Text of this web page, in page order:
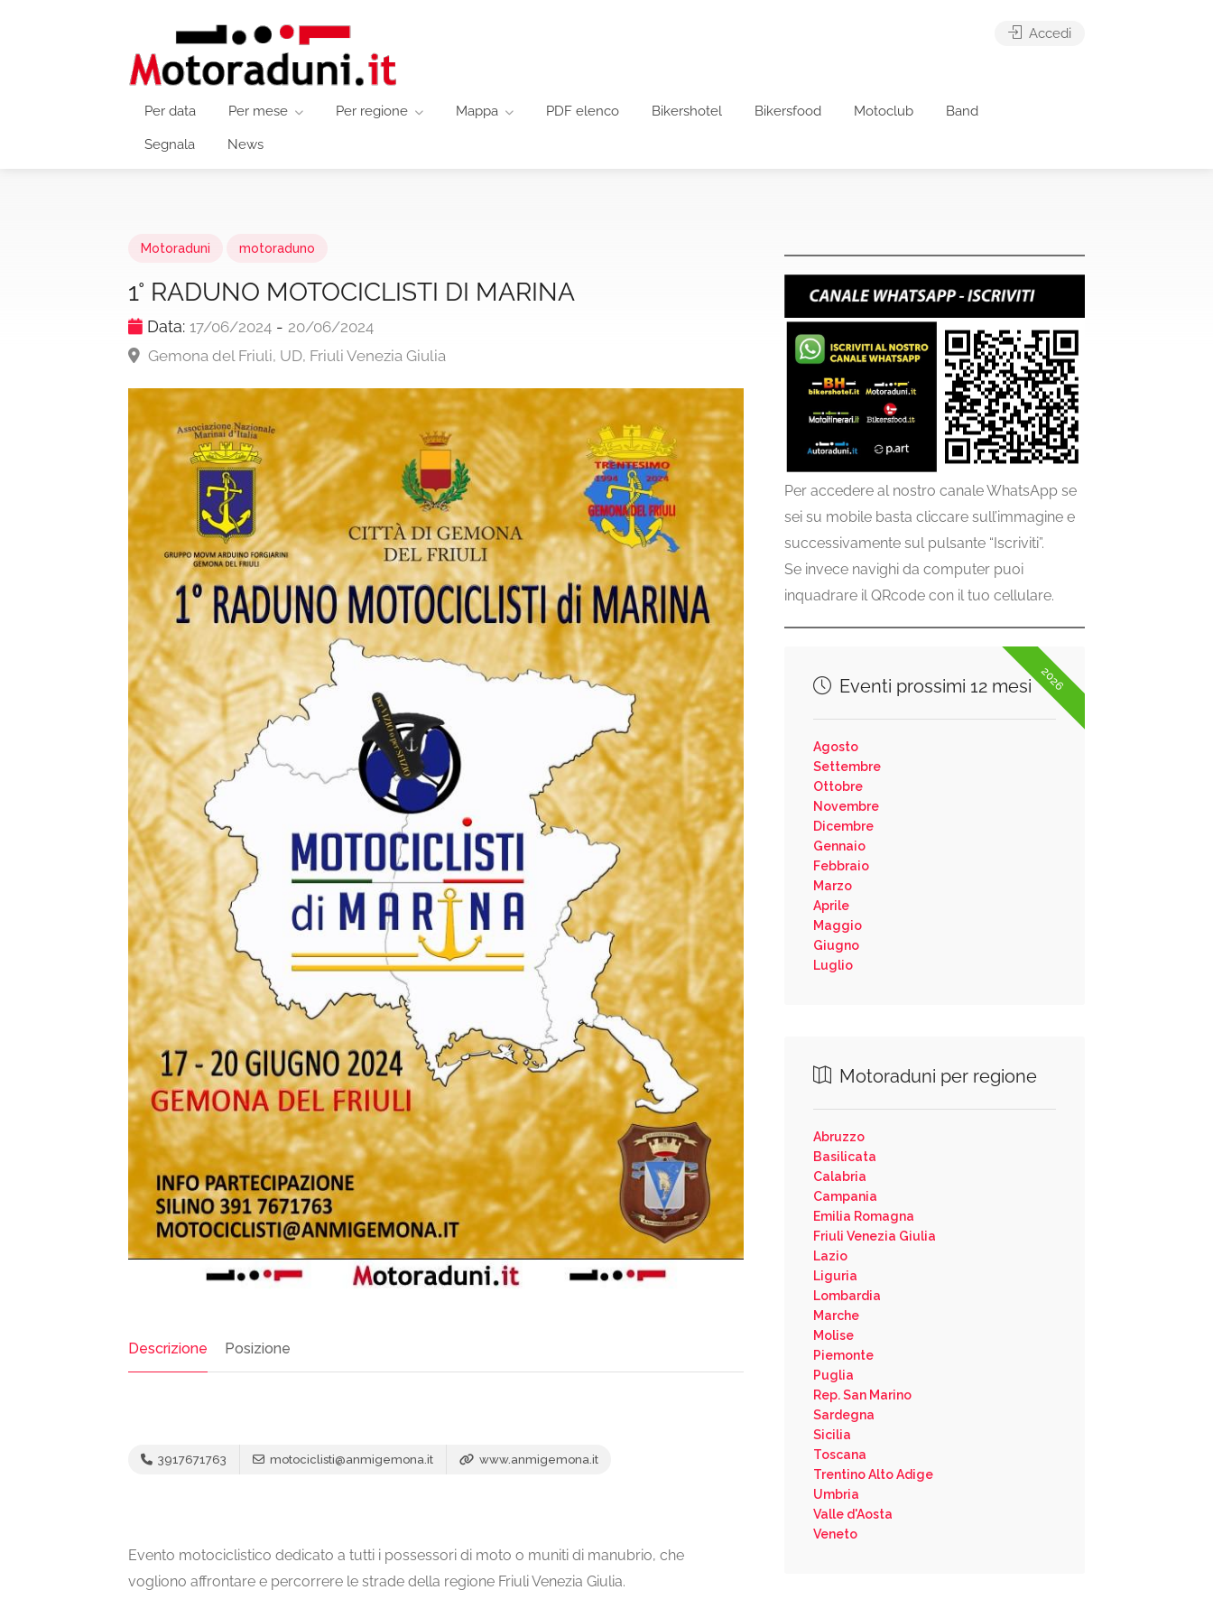
Per data Per mese Per regione Mappa PDF elenco Bikershotel Bikersfood Motoclub Band
Segnala News
Accedi
Motoraduni motoraduno
1° RADUNO MOTOCICLISTI DI MARINA
Data: 17/06/2024 - 20/06/2024
Gemona del Friuli, UD, Friuli Venezia Giulia
Descrizione Posizione
3917671763 motociclisti@anmigemona.it www.anmigemona.it
Evento motociclistico dedicato a tutti i possessori di moto o muniti di manubrio, che
vogliono affrontare e percorrere le strade della regione Friuli Venezia Giulia.
Per accedere al nostro canale WhatsApp se
sei su mobile basta cliccare sull’immagine e
successivamente sul pulsante “Iscriviti”.
Se invece navighi da computer puoi
inquadrare il QRcode con il tuo cellulare.
2026
Eventi prossimi 12 mesi
Agosto
Settembre
Ottobre
Novembre
Dicembre
Gennaio
Febbraio
Marzo
Aprile
Maggio
Giugno
Luglio
Motoraduni per regione
Abruzzo
Basilicata
Calabria
Campania
Emilia Romagna
Friuli Venezia Giulia
Lazio
Liguria
Lombardia
Marche
Molise
Piemonte
Puglia
Rep. San Marino
Sardegna
Sicilia
Toscana
Trentino Alto Adige
Umbria
Valle d'Aosta
Veneto